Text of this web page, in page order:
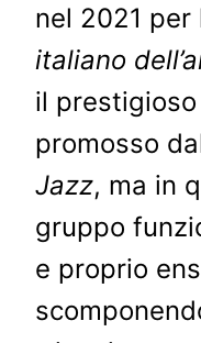
nel 2021
italiano
il
promosso
Jazz, ma in
gruppo
e proprio